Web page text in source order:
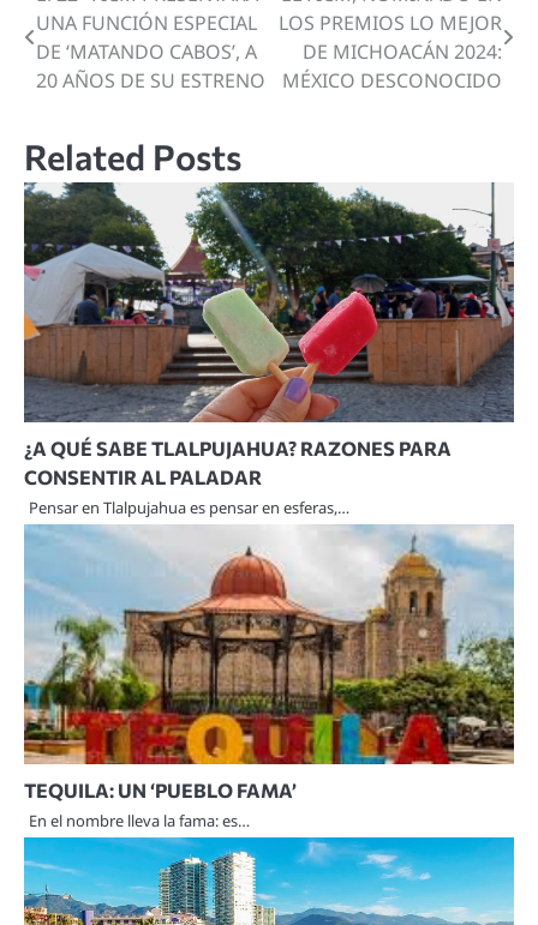
de
entradas
UNA FUNCIÓN ESPECIAL
DE ‘MATANDO CABOS’, A
20 AÑOS DE SU ESTRENO
LOS PREMIOS LO MEJOR
DE MICHOACÁN 2024:
MÉXICO DESCONOCIDO
Related Posts
¿A QUÉ SABE TLALPUJAHUA? RAZONES PARA
CONSENTIR AL PALADAR
Pensar en Tlalpujahua es pensar en esferas,…
TEQUILA: UN ‘PUEBLO FAMA’
En el nombre lleva la fama: es…